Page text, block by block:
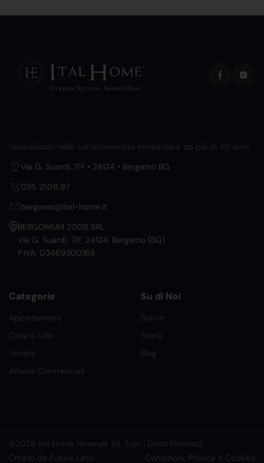
Specializzati nella compravendita immobiliare da più di 40 anni.
Via G. Suardi, 7/F • 24124 • Bergamo BG
035 21.08.97
bergamo@ital-home.it
BERGOMUM 2008 SRL
Via G. Suardi, 7/F, 24124, Bergamo (BG)
P.IVA: 03469300168
Categorie
Appartamenti
Case e Ville
Terreni
Attività Commerciali
Su di Noi
Servizi
Storia
Blog
©2026 Ital Home Network Srl. Tutti i Diritti Riservati.
Creato da Future Labs
Condizioni, Privacy e Cookies